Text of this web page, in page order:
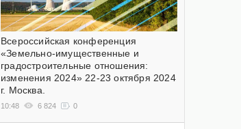
Всероссийская конференция
«Земельно-имущественные и
градостроительные отношения:
изменения 2024» 22-23 октября 2024
г. Москва.
10:48 6 824 0